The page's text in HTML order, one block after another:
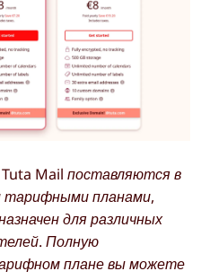
Mail поставляются в
тарифными планами,
для различных
Полную
плане вы можете